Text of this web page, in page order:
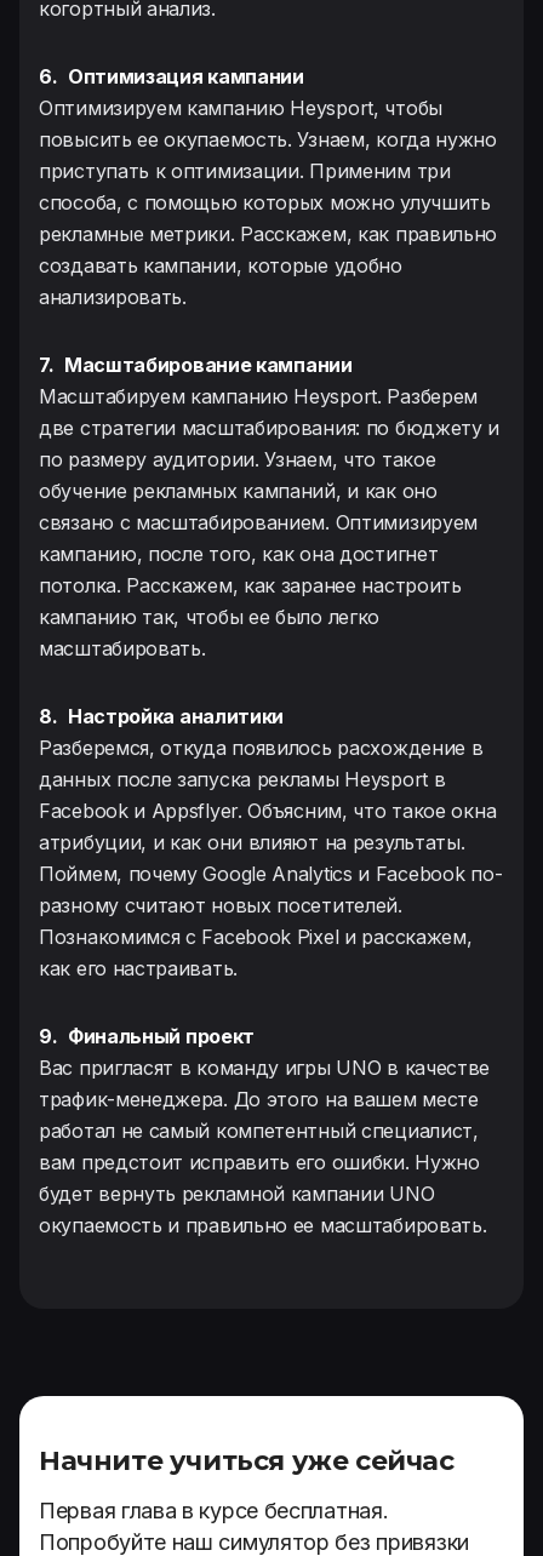
когортный анализ.
6. Оптимизация кампании
Оптимизируем кампанию Heysport, чтобы
повысить ее окупаемость. Узнаем, когда нужно
приступать к оптимизации. Применим три
способа, с помощью которых можно улучшить
рекламные метрики. Расскажем, как правильно
создавать кампании, которые удобно
анализировать.
7. Масштабирование кампании
Масштабируем кампанию Heysport. Разберем
две стратегии масштабирования: по бюджету и
по размеру аудитории. Узнаем, что такое
обучение рекламных кампаний, и как оно
связано с масштабированием. Оптимизируем
кампанию, после того, как она достигнет
потолка. Расскажем, как заранее настроить
кампанию так, чтобы ее было легко
масштабировать.
8. Настройка аналитики
Разберемся, откуда появилось расхождение в
данных после запуска рекламы Heysport в
Facebook и Appsflyer. Объясним, что такое окна
атрибуции, и как они влияют на результаты.
Поймем, почему Google Analytics и Facebook по-
разному считают новых посетителей.
Познакомимся с Facebook Pixel и расскажем,
как его настраивать.
9. Финальный проект
Вас пригласят в команду игры UNO в качестве
трафик-менеджера. До этого на вашем месте
работал не самый компетентный специалист,
вам предстоит исправить его ошибки. Нужно
будет вернуть рекламной кампании UNO
окупаемость и правильно ее масштабировать.
Начните учиться уже сейчас
Первая глава в курсе бесплатная.
Попробуйте наш симулятор без привязки